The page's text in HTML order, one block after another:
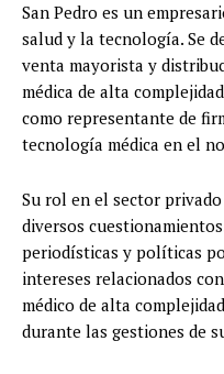
San Pedro es un
salud y la tecnología. Se
venta mayorista y
médica de alta
como representante de
tecnología médica en el
Su rol en el sector
diversos
periodísticas y políticas
intereses relacionados
médico de alta
durante las gestiones de